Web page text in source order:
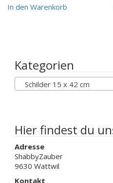
In den Warenkorb
Kategorien
Schilder 15 x 42 cm
Hier findest du
Adresse
ShabbyZauber
9630 Wattwil
Kontakt